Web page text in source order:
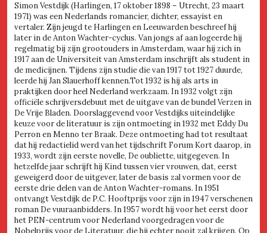
Simon Vestdijk (Harlingen, 17 oktober 1898 – Utrecht, 23 maart
1971) was een Nederlands romancier, dichter, essayist en
vertaler. Zijn jeugd te Harlingen en Leeuwarden beschreef hij
later in de Anton Wachter-cyclus. Van jongs af aan logeerde hij
regelmatig bij zijn grootouders in Amsterdam, waar hij zich in
1917 aan de Universiteit van Amsterdam inschrijft als student in
de medicijnen. Tijdens zijn studie die van 1917 tot 1927 duurde,
leerde hij Jan Slauerhoff kennen.Tot 1932 is hij als arts in
praktijken door heel Nederland werkzaam. In 1932 volgt zijn
officiële schrijversdebuut met de uitgave van de bundel Verzen in
De Vrije Bladen. Doorslaggevend voor Vestdijks uiteindelijke
keuze voor de literatuur is zijn ontmoeting in 1932 met Eddy Du
Perron en Menno ter Braak. Deze ontmoeting had tot resultaat
dat hij redactielid werd van het tijdschrift Forum Kort daarop, in
1933, wordt zijn eerste novelle, De oubliette, uitgegeven. In
hetzelfde jaar schrijft hij Kind tussen vier vrouwen, dat, eerst
geweigerd door de uitgever, later de basis zal vormen voor de
eerste drie delen van de Anton Wachter-romans. In 1951
ontvangt Vestdijk de P.C. Hooftprijs voor zijn in 1947 verschenen
roman De vuuraanbidders. In 1957 wordt hij voor het eerst door
het PEN-centrum voor Nederland voorgedragen voor de